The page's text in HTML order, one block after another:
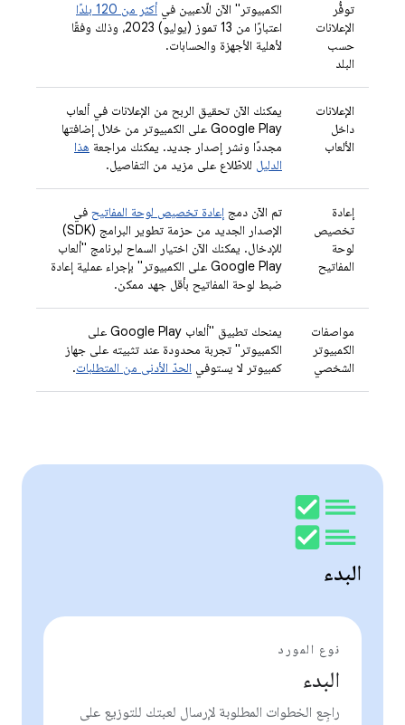
توفُّر
الإعلانات
حسب
البلد
الكمبيوتر" الآن للّاعبين في أكثر من 120 بلدًا
اعتبارًا من 13 تموز (يوليو) 2023، وذلك وفقًا
لأهلية الأجهزة والحسابات.
الإعلانات
داخل
الألعاب
يمكنك الآن تحقيق الربح من الإعلانات في ألعاب
Google Play على الكمبيوتر من خلال إضافتها
مجددًا ونشر إصدار جديد. يمكنك مراجعة هذا
الدليل للاطّلاع على مزيد من التفاصيل.
إعادة
تخصيص
لوحة
المفاتيح
تم الآن دمج إعادة تخصيص لوحة المفاتيح في
الإصدار الجديد من حزمة تطوير البرامج (SDK)
للإدخال. يمكنك الآن اختيار السماح لبرنامج "ألعاب
Google Play على الكمبيوتر" بإجراء عملية إعادة
ضبط لوحة المفاتيح بأقل جهد ممكن.
مواصفات
الكمبيوتر
الشخصي
يمنحك تطبيق "ألعاب Google Play على
الكمبيوتر" تجربة محدودة عند تثبيته على جهاز
كمبيوتر لا يستوفي الحدّ الأدنى من المتطلبات.
البدء
نوع المورد
البدء
راجِع الخطوات المطلوبة لإرسال لعبتك للتوزيع على